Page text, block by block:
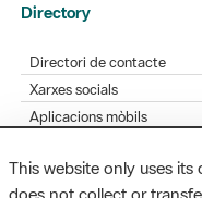
Directori de contacte
Aplicacions mòbils
Bústia de suggeriments
Opineu sobre els parcs
This website only uses
does not collect or